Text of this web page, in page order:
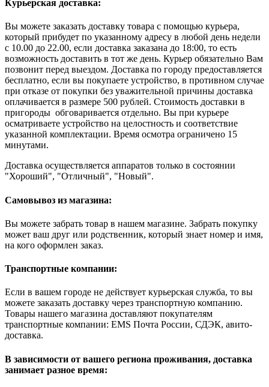
Курьерская доставка:
Вы можете заказать доставку товара с помощью курьера,
который прибудет по указанному адресу в любой день недели
с 10.00 до 22.00, если доставка заказана до 18:00, то есть
возможность доставить в тот же день. Курьер обязательно Вам
позвонит перед выездом. Доставка по городу предоставляется
бесплатно, если вы покупаете устройство, в противном случае
при отказе от покупки без уважительной причины доставка
оплачивается в размере 500 рублей. Стоимость доставки в
пригороды обговаривается отдельно. Вы при курьере
осматриваете устройство на целостность и соответствие
указанной комплектации. Время осмотра ограничено 15
минутами.
Доставка осуществляется аппаратов только в состоянии
"Хороший", "Отличный", "Новый".
Самовывоз из магазина:
Вы можете забрать товар в нашем магазине. Забрать покупку
может ваш друг или родственник, который знает номер и имя,
на кого оформлен заказ.
Транспортные компании:
Если в вашем городе не действует курьерская служба, то вы
можете заказать доставку через транспортную компанию.
Товары нашего магазина доставляют покупателям
транспортные компании: EMS Почта России, СДЭК, авито-
доставка.
В зависимости от вашего региона проживания, доставка
занимает разное время: